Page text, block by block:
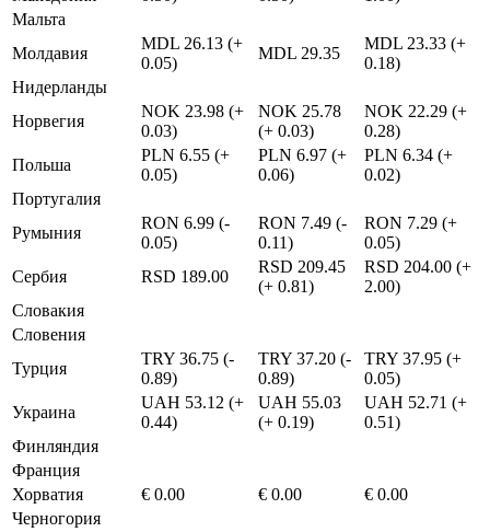
Мальта
Молдавия
MDL 26.13 (+
0.05)
MDL 29.35
MDL 23.33 (+
0.18)
Нидерланды
Норвегия
NOK 23.98 (+
0.03)
NOK 25.78
(+ 0.03)
NOK 22.29 (+
0.28)
Польша
PLN 6.55 (+
0.05)
PLN 6.97 (+
0.06)
PLN 6.34 (+
0.02)
Португалия
Румыния
RON 6.99 (-
0.05)
RON 7.49 (-
0.11)
RON 7.29 (+
0.05)
Сербия
RSD 189.00
RSD 209.45
(+ 0.81)
RSD 204.00 (+
2.00)
Словакия
Словения
Турция
TRY 36.75 (-
0.89)
TRY 37.20 (-
0.89)
TRY 37.95 (+
0.05)
Украина
UAH 53.12 (+
0.44)
UAH 55.03
(+ 0.19)
UAH 52.71 (+
0.51)
Финляндия
Франция
Хорватия
€ 0.00 € 0.00
€ 0.00
Черногория